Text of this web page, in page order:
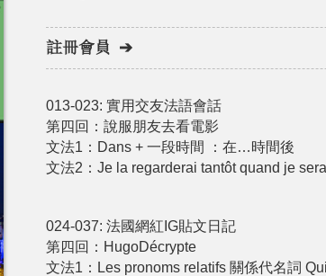
註冊會員 ➔
013-023: 實用交友法語會話
第四回：說服朋友去看電影
文法1：Dans + 一段時間 ：在…時間後
文法2：Je la regarderai tantôt quand je
024-037: 法國網紅IG貼文日記
第四回：HugoDécrypte
文法1：Les pronoms relatifs 關係代名詞